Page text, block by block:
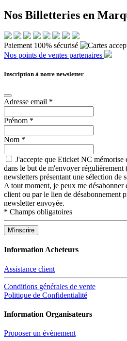
Nos Billetteries en
Paiement 100% sécurisé
Nos points de ventes partenaires
Inscription à notre newsletter
Adresse email *
Prénom *
Nom *
J'accepte que Eticket NC mémorise
dans le but de m'envoyer régulièrement
newsletters présentant une sélection de
A tout moment, je peux me désabonner
client ou par le lien de désabonnement
newsletter envoyée.
* Champs obligatoires
Information Acheteurs
Assistance client
Conditions générales de vente
Politique de Confidentialité
Information Organisateurs
Proposer un évènement